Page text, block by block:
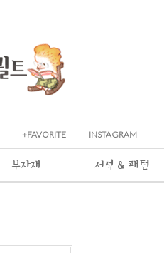
+FAVORITE INSTAGRAM
부자재 서적 & 패턴